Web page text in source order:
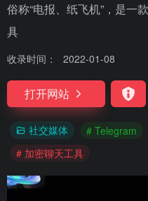
俗称“电报、纸飞机”，是一
具
收录时间： 2022-01-08
打开网站
社交媒体 # Telegram
# 加密聊天工具